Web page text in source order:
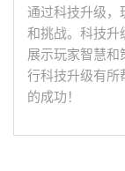
通过科技升级，
和挑战。科技升
展示玩家智慧和
行科技升级有所
的成功！